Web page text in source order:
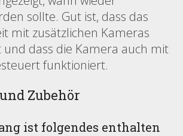
sollte. Gut ist, dass das
mit zusätzlichen Kameras
dass die Kamera auch mit
funktioniert.
Zubehör
ist folgendes enthalten